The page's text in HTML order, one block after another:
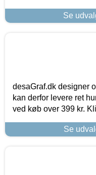
Se
desaGraf.dk designer
kan derfor levere ret
ved køb over 399 kr.
Se